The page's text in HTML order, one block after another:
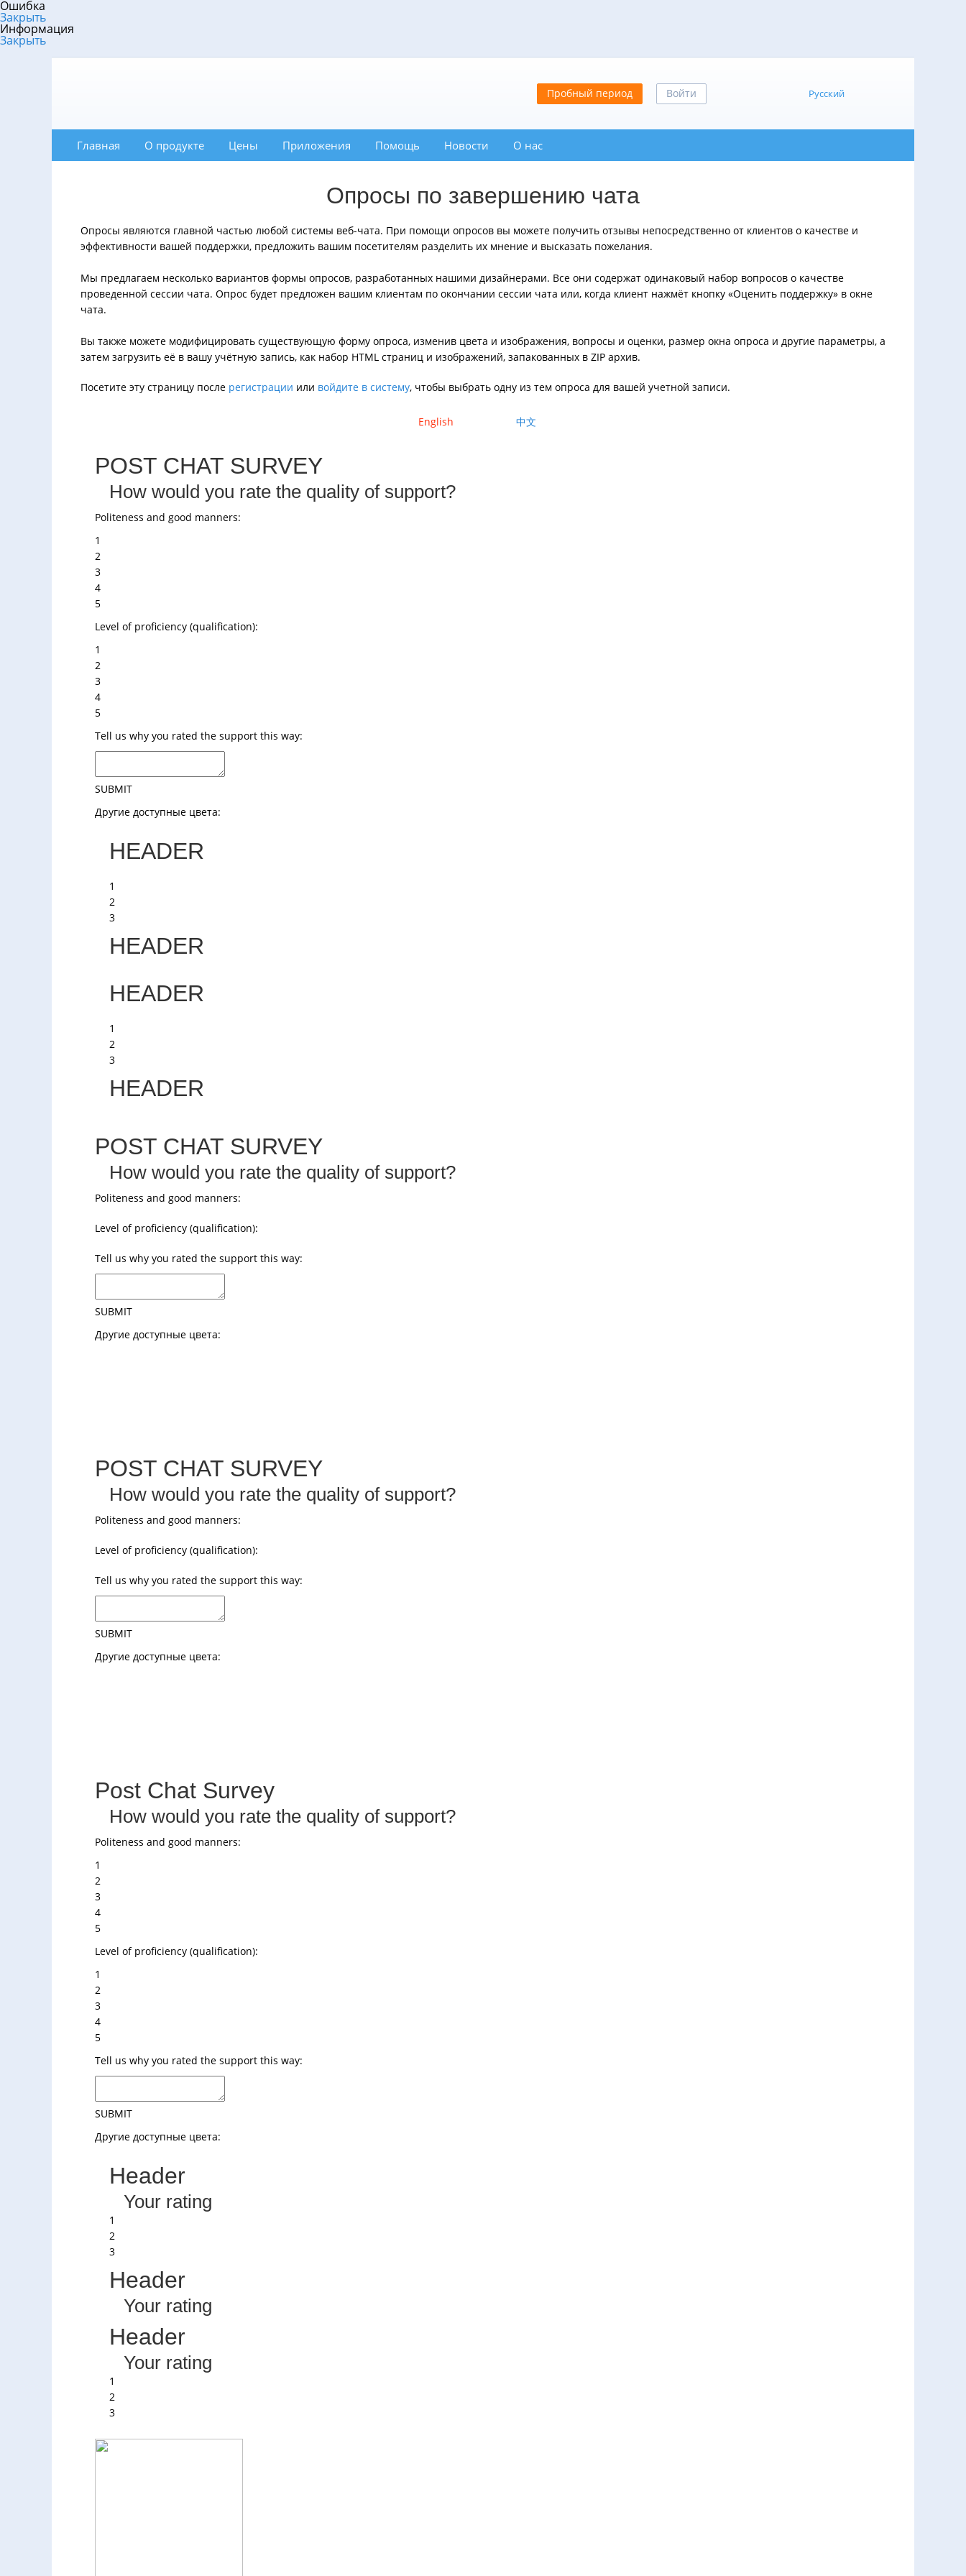
Ошибка
Закрыть
Информация
Закрыть
Пробный период Войти Русский
Главная О продукте Цены Приложения Помощь Новости О нас
Опросы по завершению чата
Опросы являются главной частью любой системы веб-чата. При помощи опросов вы можете получить отзывы непосредственно от клиентов о качестве и
эффективности вашей поддержки, предложить вашим посетителям разделить их мнение и высказать пожелания.
Мы предлагаем несколько вариантов формы опросов, разработанных нашими дизайнерами. Все они содержат одинаковый набор вопросов о качестве
проведенной сессии чата. Опрос будет предложен вашим клиентам по окончании сессии чата или, когда клиент нажмёт кнопку «Оценить поддержку» в окне
чата.
Вы также можете модифицировать существующую форму опроса, изменив цвета и изображения, вопросы и оценки, размер окна опроса и другие параметры, а
затем загрузить её в вашу учётную запись, как набор HTML страниц и изображений, запакованных в ZIP архив.
Посетите эту страницу после регистрации или войдите в систему, чтобы выбрать одну из тем опроса для вашей учетной записи.
English 中文
POST CHAT SURVEY
How would you rate the quality of support?
Politeness and good manners:
1
2
3
4
5
Level of proficiency (qualification):
1
2
3
4
5
Tell us why you rated the support this way:
SUBMIT
Другие доступные цвета:
HEADER
1
2
3
HEADER
HEADER
1
2
3
HEADER
POST CHAT SURVEY
How would you rate the quality of support?
Politeness and good manners:
Level of proficiency (qualification):
Tell us why you rated the support this way:
SUBMIT
Другие доступные цвета:
POST CHAT SURVEY
How would you rate the quality of support?
Politeness and good manners:
Level of proficiency (qualification):
Tell us why you rated the support this way:
SUBMIT
Другие доступные цвета:
Post Chat Survey
How would you rate the quality of support?
Politeness and good manners:
1
2
3
4
5
Level of proficiency (qualification):
1
2
3
4
5
Tell us why you rated the support this way:
SUBMIT
Другие доступные цвета:
Header
Your rating
1
2
3
Header
Your rating
Header
Your rating
1
2
3